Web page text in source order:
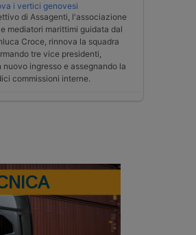
i vertici genovesi
di Assagenti, l'associazione
mediatori marittimi guidata dal
Croce, rinnova la squadra
tre vice presidenti,
ingresso e assegnando la
commissioni interne.